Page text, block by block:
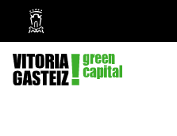
Mairie
de
Vitoria-
Gasteiz